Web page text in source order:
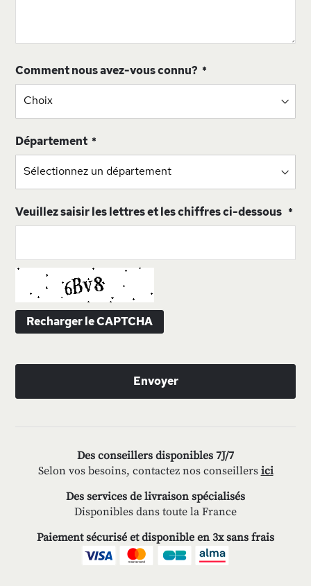
Comment nous avez-vous connu?
Département
Veuillez saisir les lettres et les chiffres ci-dessous
Recharger le CAPTCHA
Envoyer
Des conseillers disponibles 7J/7
Selon vos besoins, contactez nos conseillers ici
Des services de livraison spécialisés
Disponibles dans toute la France
Paiement sécurisé et disponible en 3x sans frais